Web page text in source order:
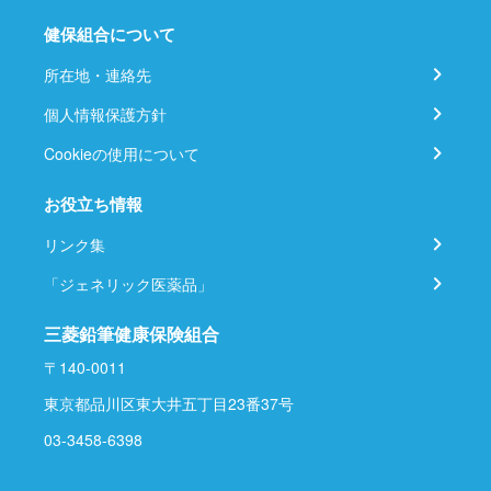
健保組合について
所在地・連絡先
個人情報保護方針
Cookieの使用について
お役立ち情報
リンク集
「ジェネリック医薬品」
三菱鉛筆健康保険組合
〒140-0011
東京都品川区東大井五丁目23番37号
03-3458-6398